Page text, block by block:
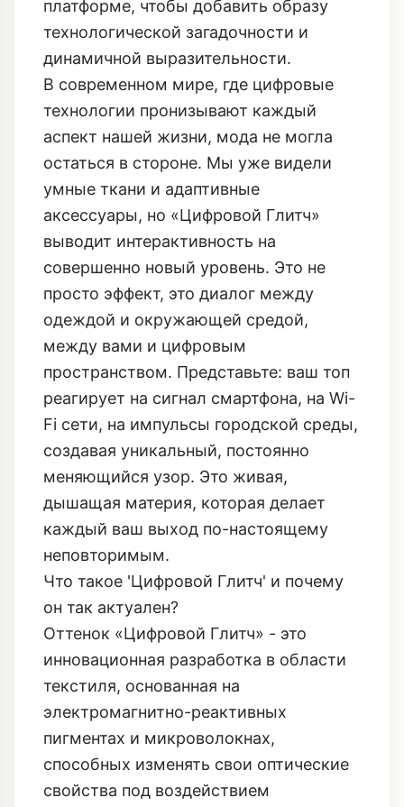
платформе, чтобы добавить образу
технологической загадочности и
динамичной выразительности.
В современном мире, где цифровые
технологии пронизывают каждый
аспект нашей жизни, мода не могла
остаться в стороне. Мы уже видели
умные ткани и адаптивные
аксессуары, но «Цифровой Глитч»
выводит интерактивность на
совершенно новый уровень. Это не
просто эффект, это диалог между
одеждой и окружающей средой,
между вами и цифровым
пространством. Представьте: ваш топ
реагирует на сигнал смартфона, на Wi-
Fi сети, на импульсы городской среды,
создавая уникальный, постоянно
меняющийся узор. Это живая,
дышащая материя, которая делает
каждый ваш выход по-настоящему
неповторимым.
Что такое 'Цифровой Глитч' и почему
он так актуален?
Оттенок «Цифровой Глитч» - это
инновационная разработка в области
текстиля, основанная на
электромагнитно-реактивных
пигментах и микроволокнах,
способных изменять свои оптические
свойства под воздействием